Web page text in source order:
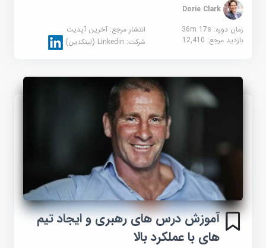
Dorie Clark
زمان دوره: 36m 17s
انتشار مرجع:آخرین آپدیت
بازدید مرجع:12,410 شرکت:Linkedin (لینکدین)
آموزش درس های رهبری و ایجاد تیم
های با عملکرد بالا